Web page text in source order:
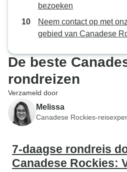
bezoeken
Neem contact op met
gebied van Canadese
De beste
rondreizen
Verzameld door
Melissa
Canadese Rockies-
7-daagse rondreis
Canadese Rockies: